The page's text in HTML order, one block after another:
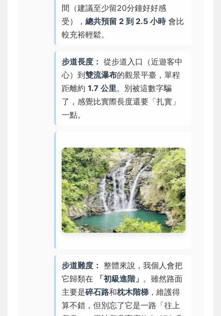
間（建議至少留20分鐘好好感
受）， 總共預留 2 到 2.5 小時會比
較充裕輕鬆。
步道長度： 從步道入口（近遊客中
心）到雙流瀑布的觀景平臺，單程
距離約 1.7 公里。別被這數字騙
了，感覺比實際長度還要「扎實」
一點。
步道難度： 整體來說，我個人會把
它歸類在
「初級進階」 。雖然路面
主要是碎石路和枕木階梯 ，維護得
算不錯，但別忘了它是一路「往上